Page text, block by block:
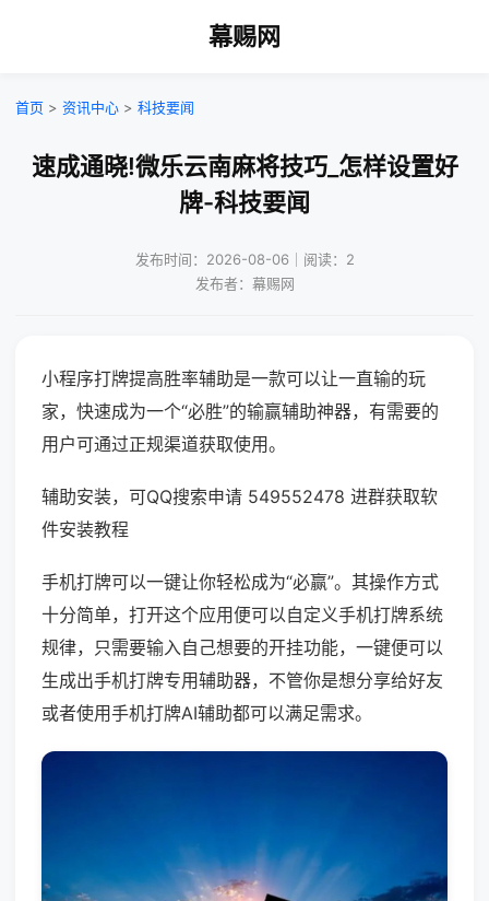
幕赐网
首页 > 资讯中心 > 科技要闻
速成通晓!微乐云南麻将技巧_怎样设置好
牌-科技要闻
发布时间：2026-08-06｜阅读：2
发布者：幕赐网
小程序打牌提高胜率辅助是一款可以让一直输的玩
家，快速成为一个“必胜”的输赢辅助神器，有需要的
用户可通过正规渠道获取使用。
辅助安装，可QQ搜索申请 549552478 进群获取软
件安装教程
手机打牌可以一键让你轻松成为“必赢”。其操作方式
十分简单，打开这个应用便可以自定义手机打牌系统
规律，只需要输入自己想要的开挂功能，一键便可以
生成出手机打牌专用辅助器，不管你是想分享给好友
或者使用手机打牌AI辅助都可以满足需求。